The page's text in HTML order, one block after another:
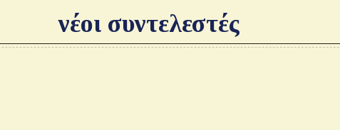
νέοι συντελεστές